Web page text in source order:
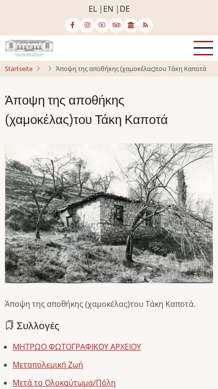
EL EN DE
Startseite Άποψη της αποθήκης (χαμοκέλας)του Τάκη Καποτά
Άποψη της αποθήκης
(χαμοκέλας)του Τάκη Καποτά
Άποψη της αποθήκης (χαμοκέλας)του Τάκη Καποτά.
Συλλογές
ΜΗΤΡΩΟ ΦΩΤΟΓΡΑΦΙΚΟΥ ΑΡΧΕΙΟΥ
Μεταπολεμική Ζωή
Μετά το Ολοκαύτωμα/Πόλη